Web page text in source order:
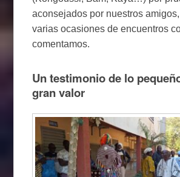
aconsejados por nuestros
varias ocasiones de encuentros
comentamos.
Un testimonio de lo
gran valor